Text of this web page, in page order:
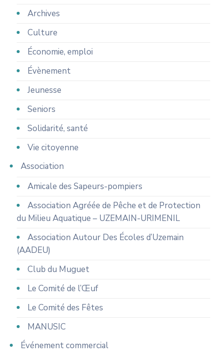
Archives
Culture
Économie, emploi
Évènement
Jeunesse
Seniors
Solidarité, santé
Vie citoyenne
Association
Amicale des Sapeurs-pompiers
Association Agréée de Pêche et de Protection
du Milieu Aquatique – UZEMAIN-URIMENIL
Association Autour Des Écoles d’Uzemain
(AADEU)
Club du Muguet
Le Comité de l’Œuf
Le Comité des Fêtes
MANUSIC
Événement commercial